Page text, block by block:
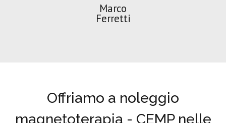
Marco
Ferretti
Offriamo a noleggio
magnetoterapia - CEMP nelle